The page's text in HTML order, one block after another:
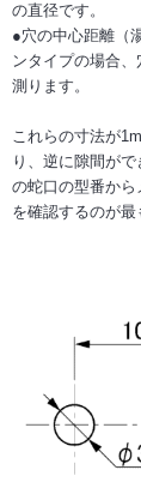
の直径です。
●穴の中心距離（
ンタイプの場合
測ります。
これらの寸法が
り、逆に隙間が
の蛇口の型番から
を確認するのが最